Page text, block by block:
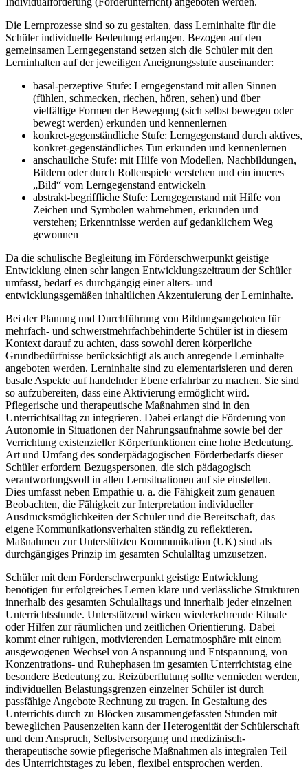
Die Lernprozesse sind so zu gestalten, dass Lerninhalte für die
Schüler individuelle Bedeutung erlangen. Bezogen auf den
gemeinsamen Lerngegenstand setzen sich die Schüler mit den
Lerninhalten auf der jeweiligen Aneignungsstufe auseinander:
basal-perzeptive Stufe: Lerngegenstand mit allen Sinnen
(fühlen, schmecken, riechen, hören, sehen) und über
vielfältige Formen der Bewegung (sich selbst bewegen oder
bewegt werden) erkunden und kennenlernen
konkret-gegenständliche Stufe: Lerngegenstand durch aktives,
konkret-gegenständliches Tun erkunden und kennenlernen
anschauliche Stufe: mit Hilfe von Modellen, Nachbildungen,
Bildern oder durch Rollenspiele verstehen und ein inneres
„Bild“ vom Lerngegenstand entwickeln
abstrakt-begriffliche Stufe: Lerngegenstand mit Hilfe von
Zeichen und Symbolen wahrnehmen, erkunden und
verstehen; Erkenntnisse werden auf gedanklichem Weg
gewonnen
Da die schulische Begleitung im Förderschwerpunkt geistige
Entwicklung einen sehr langen Entwicklungszeitraum der Schüler
umfasst, bedarf es durchgängig einer alters- und
entwicklungsgemäßen inhaltlichen Akzentuierung der Lerninhalte.
Bei der Planung und Durchführung von Bildungsangeboten für
mehrfach- und schwerstmehrfachbehinderte Schüler ist in diesem
Kontext darauf zu achten, dass sowohl deren körperliche
Grundbedürfnisse berücksichtigt als auch anregende Lerninhalte
angeboten werden. Lerninhalte sind zu elementarisieren und deren
basale Aspekte auf handelnder Ebene erfahrbar zu machen. Sie sind
so aufzubereiten, dass eine Aktivierung ermöglicht wird.
Pflegerische und therapeutische Maßnahmen sind in den
Unterrichtsalltag zu integrieren. Dabei erlangt die Förderung von
Autonomie in Situationen der Nahrungsaufnahme sowie bei der
Verrichtung existenzieller Körperfunktionen eine hohe Bedeutung.
Art und Umfang des sonderpädagogischen Förderbedarfs dieser
Schüler erfordern Bezugspersonen, die sich pädagogisch
verantwortungsvoll in allen Lernsituationen auf sie einstellen.
Dies umfasst neben Empathie u. a. die Fähigkeit zum genauen
Beobachten, die Fähigkeit zur Interpretation individueller
Ausdrucksmöglichkeiten der Schüler und die Bereitschaft, das
eigene Kommunikationsverhalten ständig zu reflektieren.
Maßnahmen zur Unterstützten Kommunikation (UK) sind als
durchgängiges Prinzip im gesamten Schulalltag umzusetzen.
Schüler mit dem Förderschwerpunkt geistige Entwicklung
benötigen für erfolgreiches Lernen klare und verlässliche Strukturen
innerhalb des gesamten Schulalltags und innerhalb jeder einzelnen
Unterrichtsstunde. Unterstützend wirken wiederkehrende Rituale
oder Hilfen zur räumlichen und zeitlichen Orientierung. Dabei
kommt einer ruhigen, motivierenden Lernatmosphäre mit einem
ausgewogenen Wechsel von Anspannung und Entspannung, von
Konzentrations- und Ruhephasen im gesamten Unterrichtstag eine
besondere Bedeutung zu. Reizüberflutung sollte vermieden werden,
individuellen Belastungsgrenzen einzelner Schüler ist durch
passfähige Angebote Rechnung zu tragen. In Gestaltung des
Unterrichts durch zu Blöcken zusammengefassten Stunden mit
beweglichen Pausenzeiten kann der Heterogenität der Schülerschaft
und dem Anspruch, Selbstversorgung und medizinisch-
therapeutische sowie pflegerische Maßnahmen als integralen Teil
des Unterrichtstages zu leben, flexibel entsprochen werden.